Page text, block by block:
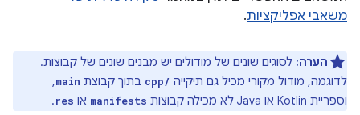
משאבי אפליקציות.
הערה: לסוגים שונים של מודולים יש מבנים שונים של קבוצות.
לדוגמה, מודול מקורי מכיל גם תיקייה cpp/ בתוך קבוצת main
,
וספריית Kotlin או Java לא מכילה קבוצות
manifests או res
.